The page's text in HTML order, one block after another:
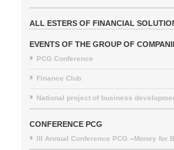
ALL ESTERS OF FINANCIAL
EVENTS OF THE GROUP OF
PCG Conference
Finance Club
National project of business
CONFERENCE PCG
III Annual Conference PCG «Money for